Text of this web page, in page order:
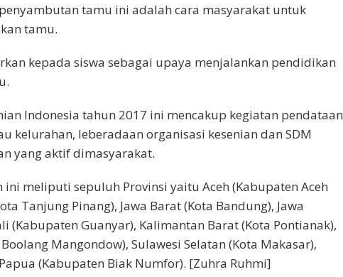
tamu ini adalah cara masyarakat untuk
tamu.
kepada siswa sebagai upaya menjalankan pendidikan
Indonesia tahun 2017 ini mencakup kegiatan pendataan
kelurahan, leberadaan organisasi kesenian dan SDM
yang aktif dimasyarakat.
meliputi sepuluh Provinsi yaitu Aceh (Kabupaten Aceh
Tanjung Pinang), Jawa Barat (Kota Bandung), Jawa
(Kabupaten Guanyar), Kalimantan Barat (Kota Pontianak),
Mangondow), Sulawesi Selatan (Kota Makasar),
(Kabupaten Biak Numfor). [Zuhra Ruhmi]